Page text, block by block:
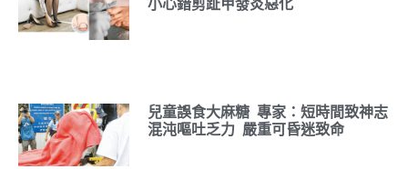
小心錯剪趾甲發炎惡化
兒童誤食大麻糖 專家：短時間致神志
混沌嘔吐乏力 嚴重可昏迷致命